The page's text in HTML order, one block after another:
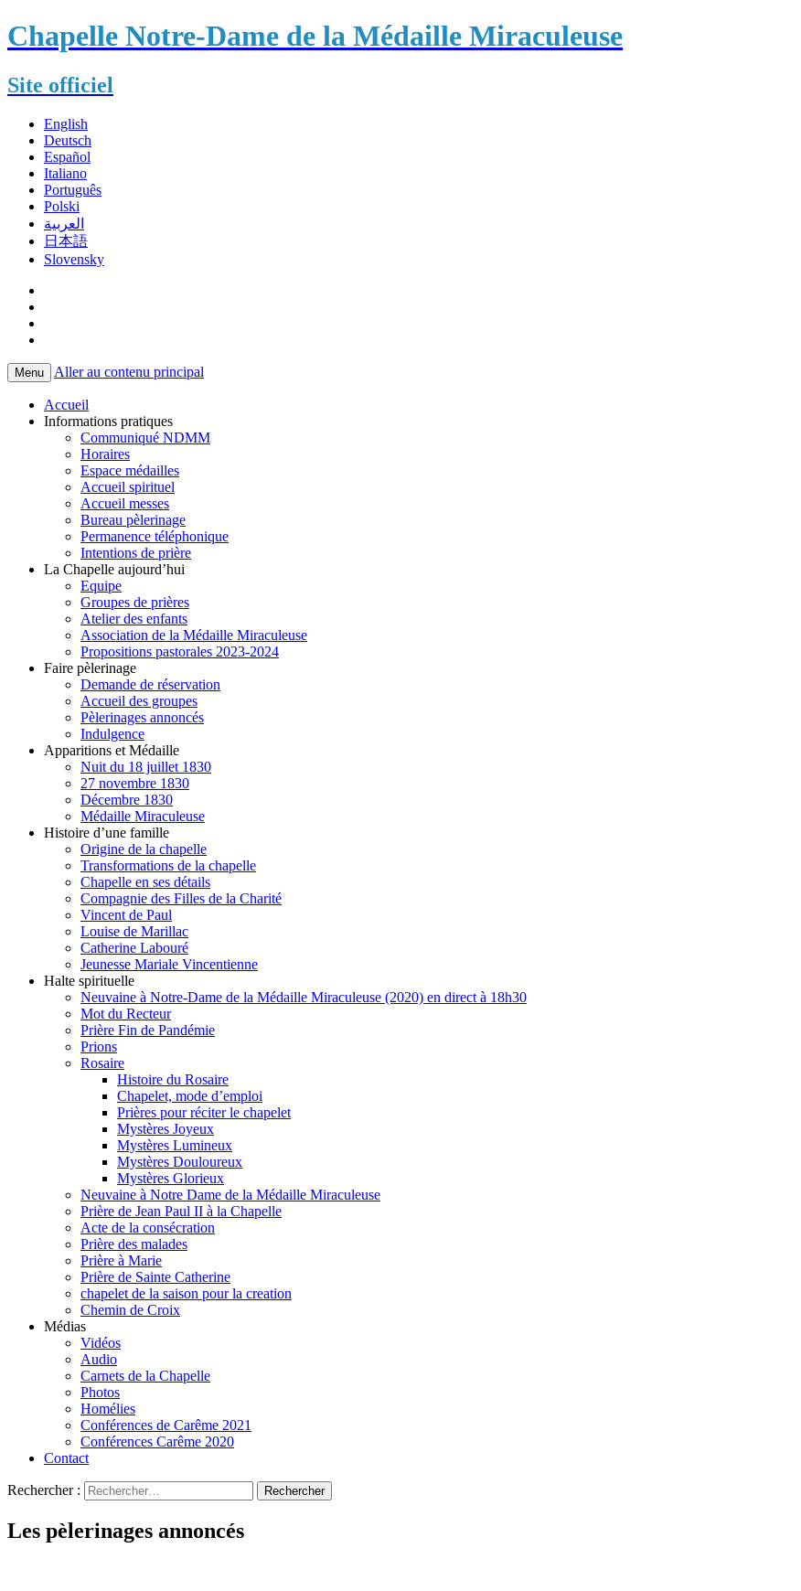
Chapelle Notre-Dame de la Médaille Miraculeuse
Site officiel
English
Deutsch
Español
Italiano
Português
Polski
العربية
日本語
Slovensky
Menu Aller au contenu principal
Accueil
Informations pratiques
Communiqué NDMM
Horaires
Espace médailles
Accueil spirituel
Accueil messes
Bureau pèlerinage
Permanence téléphonique
Intentions de prière
La Chapelle aujourd’hui
Equipe
Groupes de prières
Atelier des enfants
Association de la Médaille Miraculeuse
Propositions pastorales 2023-2024
Faire pèlerinage
Demande de réservation
Accueil des groupes
Pèlerinages annoncés
Indulgence
Apparitions et Médaille
Nuit du 18 juillet 1830
27 novembre 1830
Décembre 1830
Médaille Miraculeuse
Histoire d’une famille
Origine de la chapelle
Transformations de la chapelle
Chapelle en ses détails
Compagnie des Filles de la Charité
Vincent de Paul
Louise de Marillac
Catherine Labouré
Jeunesse Mariale Vincentienne
Halte spirituelle
Neuvaine à Notre-Dame de la Médaille Miraculeuse (2020) en direct à 18h30
Mot du Recteur
Prière Fin de Pandémie
Prions
Rosaire
Histoire du Rosaire
Chapelet, mode d’emploi
Prières pour réciter le chapelet
Mystères Joyeux
Mystères Lumineux
Mystères Douloureux
Mystères Glorieux
Neuvaine à Notre Dame de la Médaille Miraculeuse
Prière de Jean Paul II à la Chapelle
Acte de la consécration
Prière des malades
Prière à Marie
Prière de Sainte Catherine
chapelet de la saison pour la creation
Chemin de Croix
Médias
Vidéos
Audio
Carnets de la Chapelle
Photos
Homélies
Conférences de Carême 2021
Conférences Carême 2020
Contact
Rechercher :
Les pèlerinages annoncés